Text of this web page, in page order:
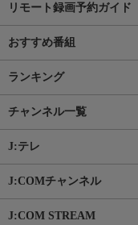
リモート録画予約ガイド
おすすめ番組
ランキング
チャンネル一覧
J:テレ
J:COMチャンネル
J:COM STREAM